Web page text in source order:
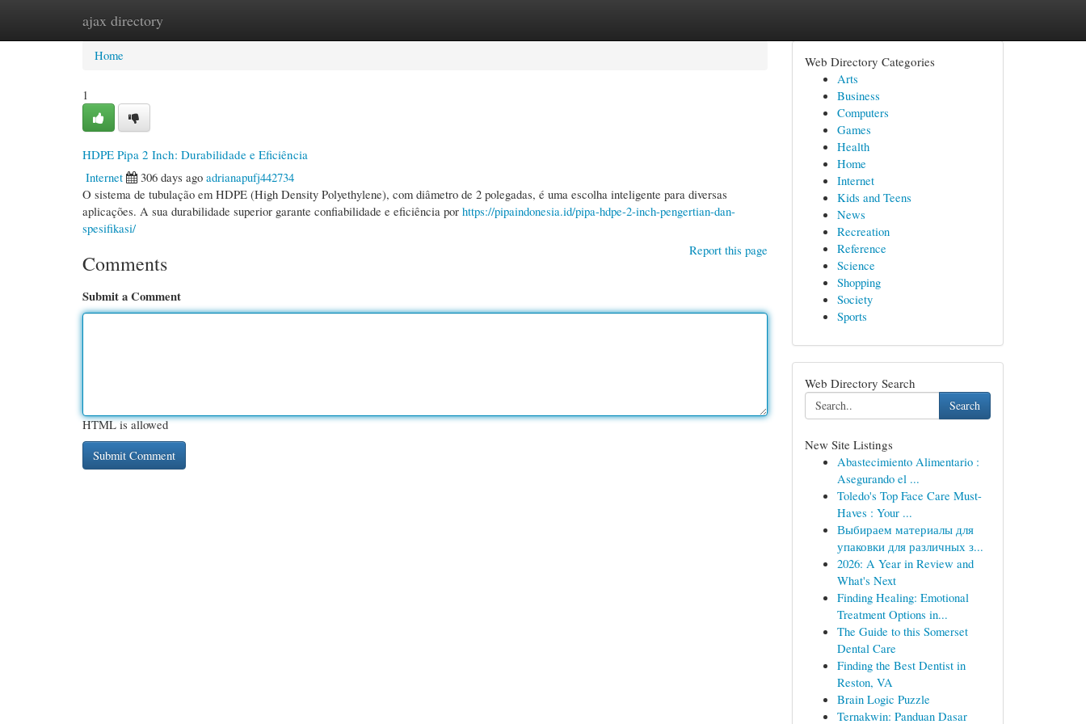
ajax directory
Home New Site Listings
Home
1
HDPE Pipa 2 Inch: Durabilidade e Eficiência
Internet
306 days ago adrianapufj442734
O sistema de tubulação em HDPE (High Density Polyethylene), com diâmetro de 2 polegadas, é uma escolha inteligente para diversas
aplicações. A sua durabilidade superior garante confiabilidade e eficiência por https://pipaindonesia.id/pipa-hdpe-2-inch-pengertian-dan-
spesifikasi/
Report this page
Comments
Submit a Comment
HTML is allowed
Web Directory Categories
Arts
Business
Computers
Games
Health
Home
Internet
Kids and Teens
News
Recreation
Reference
Science
Shopping
Society
Sports
Web Directory Search
Search
New Site Listings
Abastecimiento Alimentario :
Asegurando el ...
Toledo's Top Face Care Must-
Haves : Your ...
Выбираем материалы для
упаковки для различных з...
2026: A Year in Review and
What's Next
Finding Healing: Emotional
Treatment Options in...
The Guide to this Somerset
Dental Care
Finding the Best Dentist in
Reston, VA
Brain Logic Puzzle
Ternakwin: Panduan Dasar